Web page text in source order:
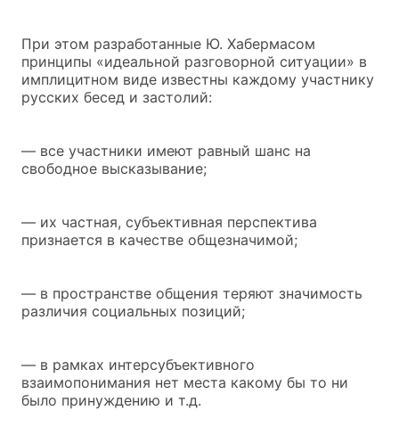
При этом разработанные Ю. Хабермасом
принципы «идеальной разговорной ситуации» в
имплицитном виде известны каждому участнику
русских бесед и застолий:
— все участники имеют равный шанс на
свободное высказывание;
— их частная, субъективная перспектива
признается в качестве общезначимой;
— в пространстве общения теряют значимость
различия социальных позиций;
— в рамках интерсубъективного
взаимопонимания нет места какому бы то ни
было принуждению и т.д.